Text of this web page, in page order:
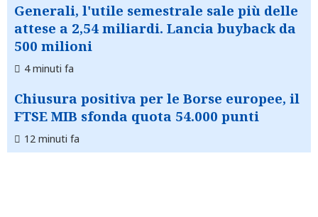
Generali, l'utile semestrale sale più delle
attese a 2,54 miliardi. Lancia buyback da
500 milioni
4 minuti fa
Chiusura positiva per le Borse europee, il
FTSE MIB sfonda quota 54.000 punti
12 minuti fa